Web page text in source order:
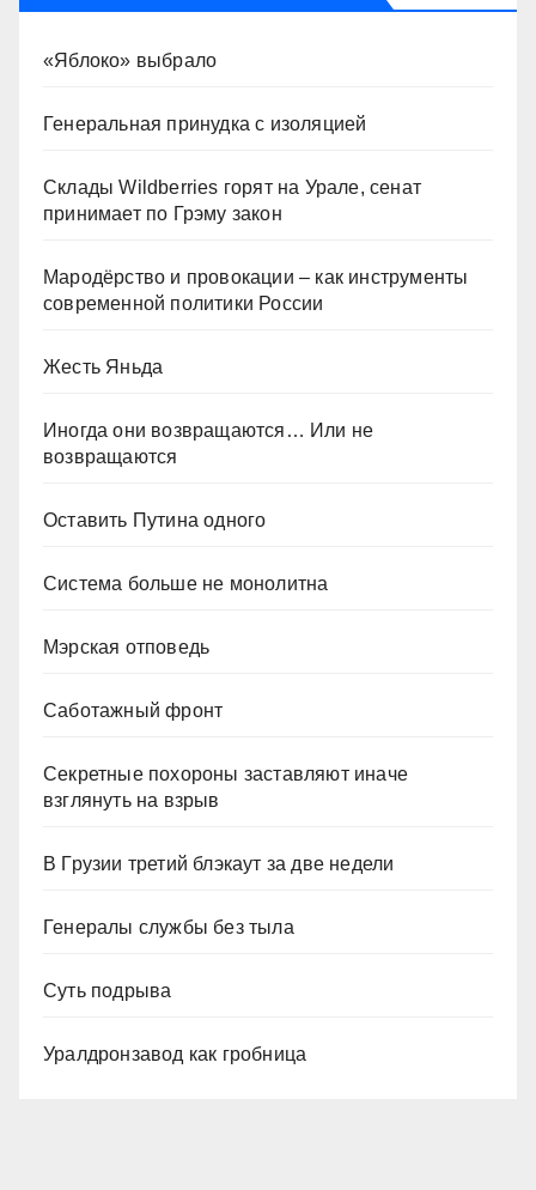
«Яблоко» выбрало
Генеральная принудка с изоляцией
Склады Wildberries горят на Урале, сенат
принимает по Грэму закон
Мародёрство и провокации – как инструменты
современной политики России
Жесть Яньда
Иногда они возвращаются… Или не
возвращаются
Оставить Путина одного
Система больше не монолитна
Мэрская отповедь
Саботажный фронт
Секретные похороны заставляют иначе
взглянуть на взрыв
В Грузии третий блэкаут за две недели
Генералы службы без тыла
Суть подрыва
Уралдронзавод как гробница